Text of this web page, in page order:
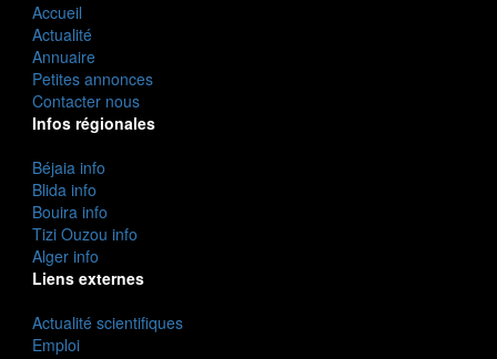
Accueil
Actualité
Annuaire
Petites annonces
Contacter nous
Infos régionales
Béjaia info
Blida info
Bouira info
Tizi Ouzou info
Alger info
Liens externes
Actualité scientifiques
Emploi